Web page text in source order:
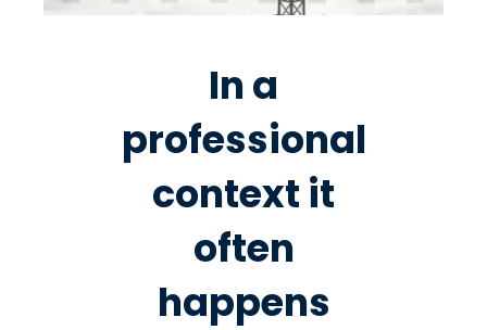
In a
professional
context it
often
happens